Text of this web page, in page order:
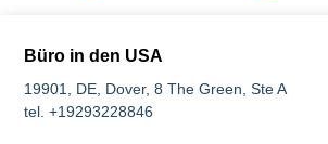
Büro in den USA
19901, DE, Dover, 8 The Green, Ste A
tel. +19293228846